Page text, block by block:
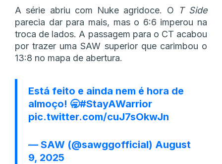
A série abriu com Nuke agridoce. O
T Side
parecia dar para mais, mas o 6:6 imperou na
troca de lados. A passagem para o CT acabou
por trazer uma SAW superior que carimbou o
13:8 no mapa de abertura.
Está feito e ainda nem é hora de
almoço! 🥱#StayAWarrior
pic.twitter.com/cuJ7sOkwJn
— SAW (@sawggofficial) August
9, 2025